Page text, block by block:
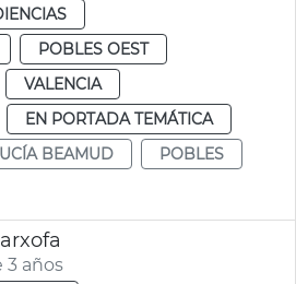
POBLES OEST
VALENCIA
EN PORTADA TEMÁTICA
BEAMUD
POBLES
3 años